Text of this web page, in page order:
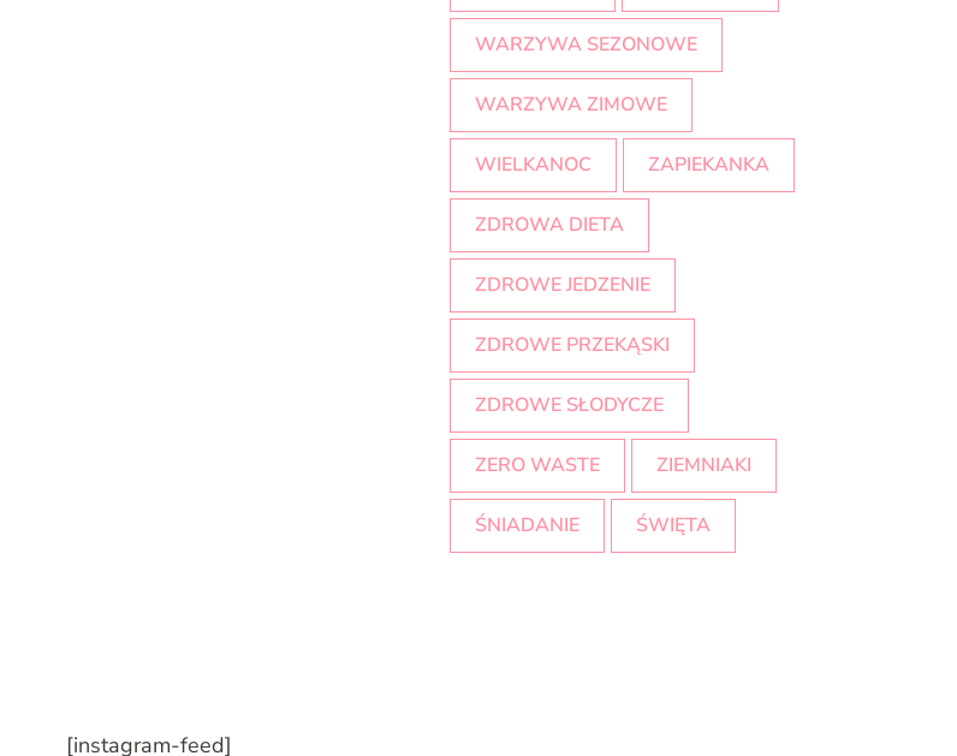
WARZYWA SEZONOWE
WARZYWA ZIMOWE
WIELKANOC ZAPIEKANKA
ZDROWA DIETA
ZDROWE JEDZENIE
ZDROWE PRZEKĄSKI
ZDROWE SŁODYCZE
ZERO WASTE ZIEMNIAKI
ŚNIADANIE ŚWIĘTA
[instagram-feed]